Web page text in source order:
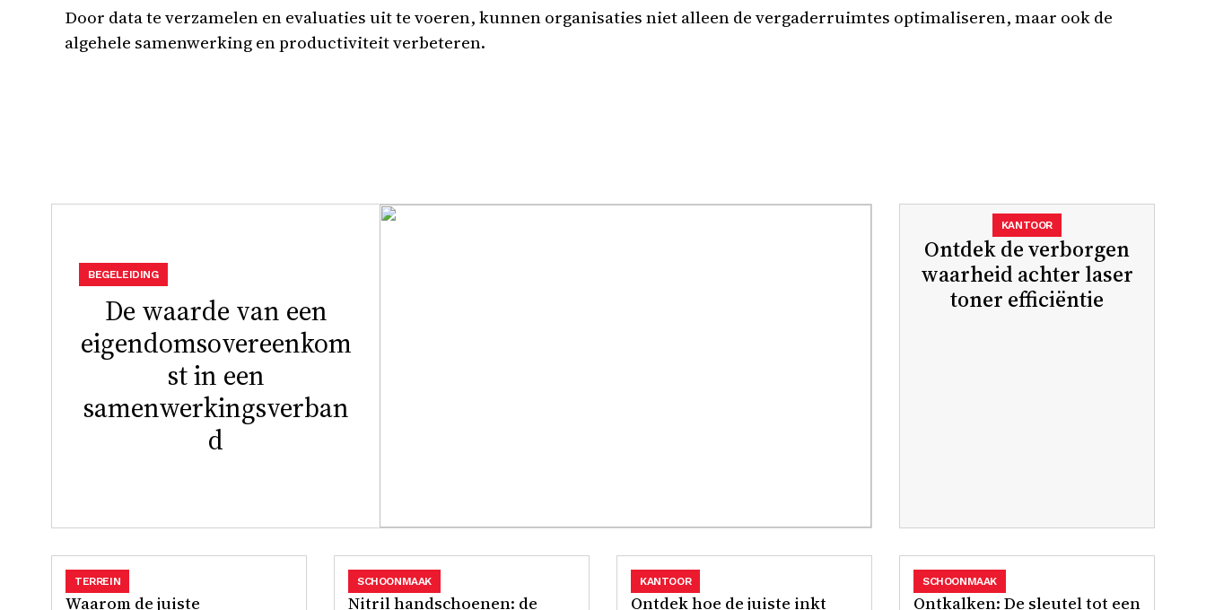
Door data te verzamelen en evaluaties uit te voeren, kunnen organisaties niet alleen de vergaderruimtes optimaliseren, maar ook de
algehele samenwerking en productiviteit verbeteren.
De waarde van een
eigendomsovereenkom
st in een
samenwerkingsverban
d
BEGELEIDING
Ontdek de verborgen
waarheid achter laser
toner efficiëntie
KANTOOR
Waarom de juiste
TERREIN
Nitril handschoenen: de
SCHOONMAAK
Ontdek hoe de juiste inkt
KANTOOR
Ontkalken: De sleutel tot een
SCHOONMAAK